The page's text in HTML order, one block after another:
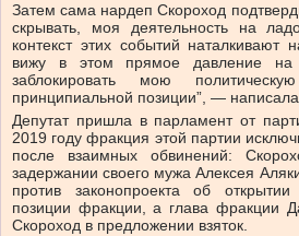
Затем сама нардеп Скороход
скрывать, моя деятельность на
контекст этих событий наталкивают
вижу в этом прямое давление на
заблокировать мою
принципиальной позиции”, —
Депутат пришла в парламент от
2019 году фракция этой партии
после взаимных обвинений:
задержании своего мужа Алексея
против законопроекта об
позиции фракции, а глава фракции
Скороход в предложении взяток.